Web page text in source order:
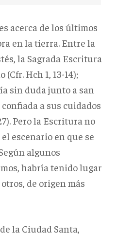
acerca de los últimos
en la tierra. Entre la
la Sagrada Escritura
Hch 1, 13-14);
sin duda junto a san
a sus cuidados
Pero la Escritura no
escenario en que se
algunos
habría tenido lugar
de origen más
la Ciudad Santa,